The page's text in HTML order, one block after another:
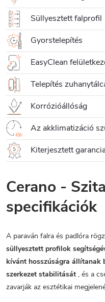
Süllyesztett falprofil
Gyorstelepítés
EasyClean
Telepítés
Korrózióállóság
Az akklimatizáció
Kiterjesztett
Cerano -
specifikációk
A paraván falra és padlóra
süllyesztett profilok
kívánt hosszúságra állítanak
szerkezet stabilitását , és a
zavarják az esztétikai